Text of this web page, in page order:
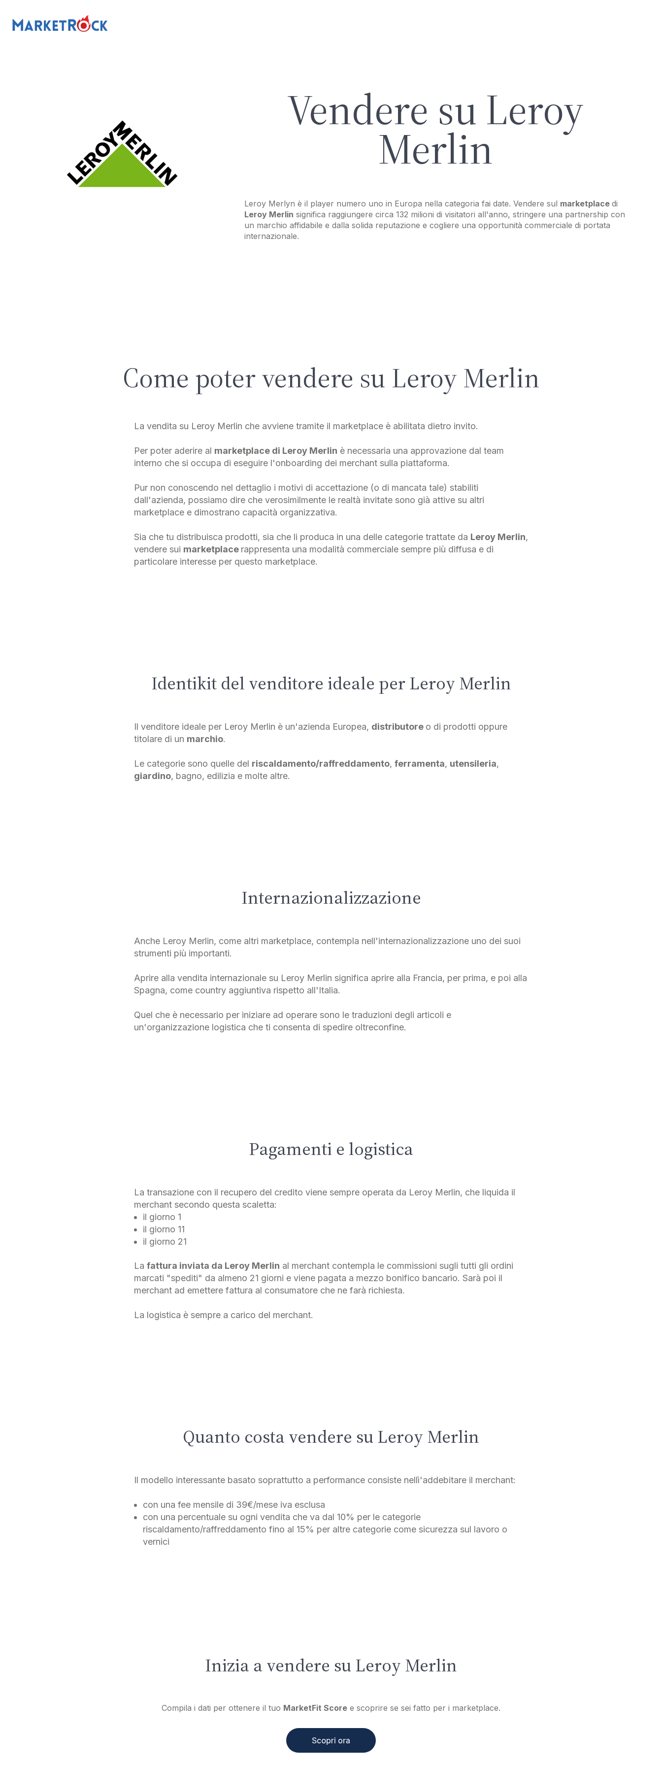
Vendere su Leroy
Merlin
Leroy Merlyn è il player numero uno in Europa nella categoria fai date. Vendere sul marketplace di
Leroy Merlin significa raggiungere circa 132 milioni di visitatori all'anno, stringere una partnership con
un marchio affidabile e dalla solida reputazione e cogliere una opportunità commerciale di portata
internazionale.
Come poter vendere su Leroy Merlin
La vendita su Leroy Merlin che avviene tramite il marketplace è abilitata dietro invito.
Per poter aderire al marketplace di Leroy Merlin è necessaria una approvazione dal team
interno che si occupa di eseguire l'onboarding dei merchant sulla piattaforma.
Pur non conoscendo nel dettaglio i motivi di accettazione (o di mancata tale) stabiliti
dall'azienda, possiamo dire che verosimilmente le realtà invitate sono già attive su altri
marketplace e dimostrano capacità organizzativa.
Sia che tu distribuisca prodotti, sia che li produca in una delle categorie trattate da Leroy Merlin,
vendere sui marketplace rappresenta una modalità commerciale sempre più diffusa e di
particolare interesse per questo marketplace.
Identikit del venditore ideale per Leroy Merlin
Il venditore ideale per Leroy Merlin è un'azienda Europea, distributore o di prodotti oppure
titolare di un marchio.
Le categorie sono quelle del riscaldamento/raffreddamento, ferramenta, utensileria,
giardino, bagno, edilizia e molte altre.
Internazionalizzazione
Anche Leroy Merlin, come altri marketplace, contempla nell'internazionalizzazione uno dei suoi
strumenti più importanti.
Aprire alla vendita internazionale su Leroy Merlin significa aprire alla Francia, per prima, e poi alla
Spagna, come country aggiuntiva rispetto all'Italia.
Quel che è necessario per iniziare ad operare sono le traduzioni degli articoli e
un'organizzazione logistica che ti consenta di spedire oltreconfine.
Pagamenti e logistica
La transazione con il recupero del credito viene sempre operata da Leroy Merlin, che liquida il
merchant secondo questa scaletta:
il giorno 1
il giorno 11
il giorno 21
La fattura inviata da Leroy Merlin al merchant contempla le commissioni sugli tutti gli ordini
marcati "spediti" da almeno 21 giorni e viene pagata a mezzo bonifico bancario. Sarà poi il
merchant ad emettere fattura al consumatore che ne farà richiesta.
La logistica è sempre a carico del merchant.
Quanto costa vendere su Leroy Merlin
Il modello interessante basato soprattutto a performance consiste nellì'addebitare il merchant:
con una fee mensile di 39€/mese iva esclusa
con una percentuale su ogni vendita che va dal 10% per le categorie
riscaldamento/raffreddamento fino al 15% per altre categorie come sicurezza sul lavoro o
vernici
Inizia a vendere su Leroy Merlin
Compila i dati per ottenere il tuo MarketFit Score e scoprire se sei fatto per i marketplace.